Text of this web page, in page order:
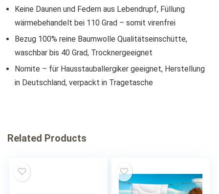
Keine Daunen und Federn aus Lebendrupf, Füllung
wärmebehandelt bei 110 Grad – somit virenfrei
Bezug 100% reine Baumwolle Qualitätseinschütte,
waschbar bis 40 Grad, Trocknergeeignet
Nomite – für Hausstauballergiker geeignet, Herstellung
in Deutschland, verpackt in Tragetasche
Related Products